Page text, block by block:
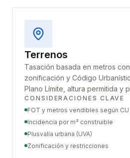
Terrenos
Tasación basada en metros
zonificación y Código
Plano Límite, altura permitida y
CONSIDERACIONES CLAVE
FOT y metros vendibles según CU
Incidencia por m² construible
Plusvalía urbana (UVA)
Zonificación y restricciones